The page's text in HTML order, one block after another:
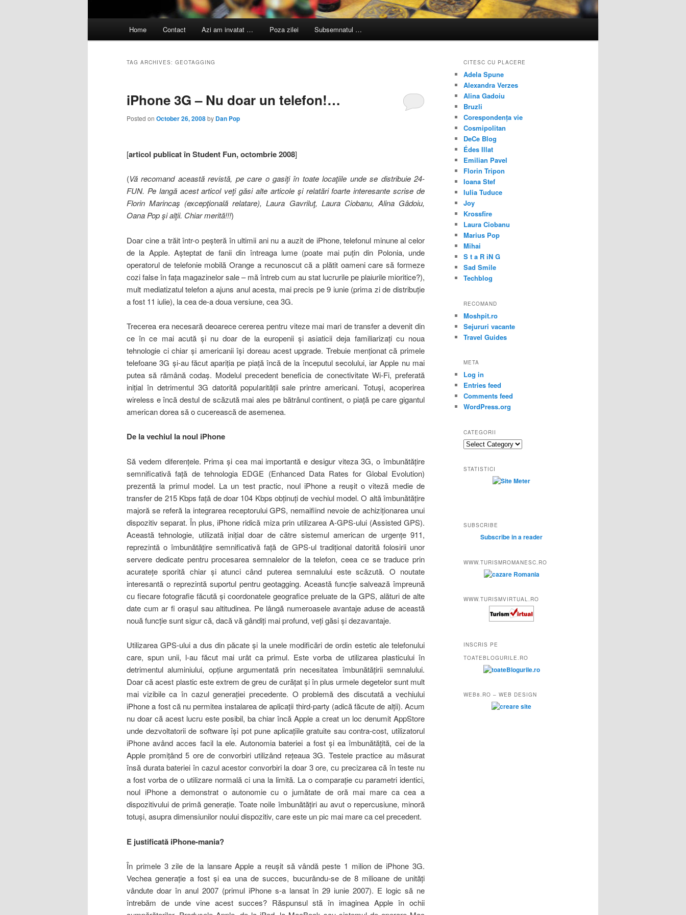
Home Contact Azi am invatat … Poza zilei Subsemnatul …
TAG ARCHIVES: GEOTAGGING
iPhone 3G – Nu doar un telefon!…
Posted on October 26, 2008by Dan Pop
[articol publicat în Student Fun, octombrie 2008]
(Vă recomand această revistă, pe care o gasiţi în toate locaţiile unde se distribuie 24-
FUN. Pe langă acest articol veţi găsi alte articole şi relatări foarte interesante scrise de
Florin Marincaş (excepţională relatare), Laura Gavriluţ, Laura Ciobanu, Alina Gâdoiu,
Oana Pop şi alţii. Chiar merită!!!)
Doar cine a trăit într-o peşteră în ultimii ani nu a auzit de iPhone, telefonul minune al celor
de la Apple. Aşteptat de fanii din întreaga lume (poate mai puţin din Polonia, unde
operatorul de telefonie mobilă Orange a recunoscut că a plătit oameni care să formeze
cozi false în faţa magazinelor sale – mă întreb cum au stat lucrurile pe plaiurile mioritice?),
mult mediatizatul telefon a ajuns anul acesta, mai precis pe 9 iunie (prima zi de distribuţie
a fost 11 iulie), la cea de-a doua versiune, cea 3G.
Trecerea era necesară deoarece cererea pentru viteze mai mari de transfer a devenit din
ce în ce mai acută şi nu doar de la europenii şi asiaticii deja familiarizaţi cu noua
tehnologie ci chiar şi americanii îşi doreau acest upgrade. Trebuie menţionat că primele
telefoane 3G şi-au făcut apariţia pe piaţă încă de la începutul secolului, iar Apple nu mai
putea să rămână codaş. Modelul precedent beneficia de conectivitate Wi-Fi, preferată
iniţial în detrimentul 3G datorită popularităţii sale printre americani. Totuşi, acoperirea
wireless e încă destul de scăzută mai ales pe bătrânul continent, o piaţă pe care gigantul
american dorea să o cucerească de asemenea.
De la vechiul la noul iPhone
Să vedem diferenţele. Prima şi cea mai importantă e desigur viteza 3G, o îmbunătăţire
semnificativă faţă de tehnologia EDGE (Enhanced Data Rates for Global Evolution)
prezentă la primul model. La un test practic, noul iPhone a reuşit o viteză medie de
transfer de 215 Kbps faţă de doar 104 Kbps obţinuţi de vechiul model. O altă îmbunătăţire
majoră se referă la integrarea receptorului GPS, nemaifiind nevoie de achiziţionarea unui
dispozitiv separat. În plus, iPhone ridică miza prin utilizarea A-GPS-ului (Assisted GPS).
Această tehnologie, utilizată iniţial doar de către sistemul american de urgenţe 911,
reprezintă o îmbunătăţire semnificativă faţă de GPS-ul tradiţional datorită folosirii unor
servere dedicate pentru procesarea semnalelor de la telefon, ceea ce se traduce prin
acurateţe sporită chiar şi atunci când puterea semnalului este scăzută. O noutate
interesantă o reprezintă suportul pentru geotagging. Această funcţie salvează împreună
cu fiecare fotografie făcută şi coordonatele geografice preluate de la GPS, alături de alte
date cum ar fi oraşul sau altitudinea. Pe lângă numeroasele avantaje aduse de această
nouă funcţie sunt sigur că, dacă vă gândiţi mai profund, veţi găsi şi dezavantaje.
Utilizarea GPS-ului a dus din păcate şi la unele modificări de ordin estetic ale telefonului
care, spun unii, l-au făcut mai urât ca primul. Este vorba de utilizarea plasticului în
detrimentul aluminiului, opţiune argumentată prin necesitatea îmbunătăţirii semnalului.
Doar că acest plastic este extrem de greu de curăţat şi în plus urmele degetelor sunt mult
mai vizibile ca în cazul generaţiei precedente. O problemă des discutată a vechiului
iPhone a fost că nu permitea instalarea de aplicaţii third-party (adică făcute de alţii). Acum
nu doar că acest lucru este posibil, ba chiar încă Apple a creat un loc denumit AppStore
unde dezvoltatorii de software îşi pot pune aplicaţiile gratuite sau contra-cost, utilizatorul
iPhone având acces facil la ele. Autonomia bateriei a fost şi ea îmbunătăţită, cei de la
Apple promiţând 5 ore de convorbiri utilizând reţeaua 3G. Testele practice au măsurat
însă durata bateriei în cazul acestor convorbiri la doar 3 ore, cu precizarea că în teste nu
a fost vorba de o utilizare normală ci una la limită. La o comparaţie cu parametri identici,
noul iPhone a demonstrat o autonomie cu o jumătate de oră mai mare ca cea a
dispozitivului de primă generaţie. Toate noile îmbunătăţiri au avut o repercusiune, minoră
totuşi, asupra dimensiunilor noului dispozitiv, care este un pic mai mare ca cel precedent.
E justificată iPhone-mania?
În primele 3 zile de la lansare Apple a reuşit să vândă peste 1 milion de iPhone 3G.
Vechea generaţie a fost şi ea una de succes, bucurându-se de 8 milioane de unităţi
vândute doar în anul 2007 (primul iPhone s-a lansat în 29 iunie 2007). E logic să ne
întrebăm de unde vine acest succes? Răspunsul stă în imaginea Apple în ochii
CITESC CU PLACERE
Adela Spune
Alexandra Verzes
Alina Gadoiu
Bruzli
Corespondența vie
Cosmipolitan
DeCe Blog
Édes Illat
Emilian Pavel
Florin Tripon
Ioana Stef
Iulia Tuduce
Joy
Krossfire
Laura Ciobanu
Marius Pop
Mihai
S t a R iN G
Sad Smile
Techblog
RECOMAND
Moshpit.ro
Sejururi vacante
Travel Guides
META
Log in
Entries feed
Comments feed
WordPress.org
CATEGORII
Categorii
STATISTICI
SUBSCRIBE
Subscribe in a reader
WWW.TURISMROMANESC.RO
WWW.TURISMVIRTUAL.RO
INSCRIS PE
TOATEBLOGURILE.RO
WEB8.RO – WEB DESIGN